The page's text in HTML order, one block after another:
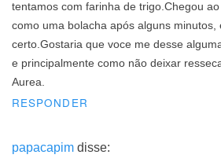
tentamos com farinha de trigo.Chegou
como uma bolacha após alguns minutos,
certo.Gostaria que voce me desse
e principalmente como não deixar
Aurea.
RESPONDER
papacapim disse: